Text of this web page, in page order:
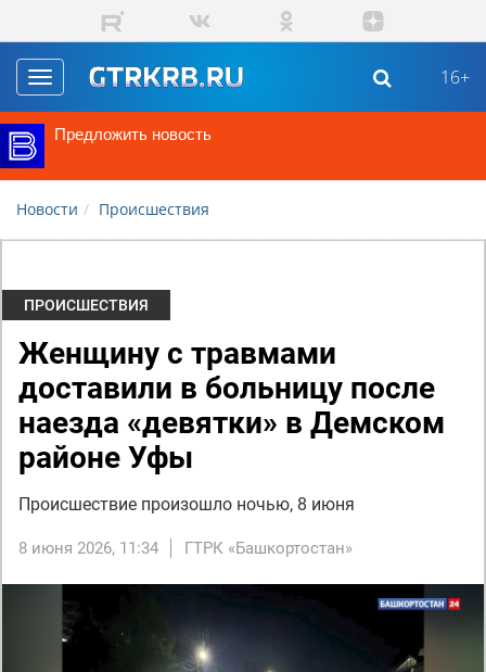
Перейти к основному содержанию
Toggle
navigation
16+
Предложить новость
Новости Происшествия
ПРОИСШЕСТВИЯ
Женщину с травмами
доставили в больницу после
наезда «девятки» в Демском
районе Уфы
Происшествие произошло ночью, 8 июня
8 июня 2026, 11:34 ГТРК «Башкортостан»